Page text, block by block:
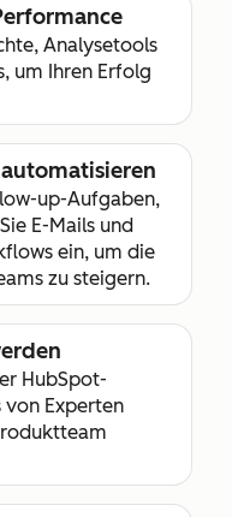
Analysetools
um Ihren Erfolg
up-Aufgaben,
E-Mails und
ein, um die
zu steigern.
HubSpot-
von Experten